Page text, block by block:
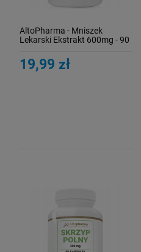
AltoPharma - Mniszek
Lekarski Ekstrakt 600mg - 90
19,99 zł